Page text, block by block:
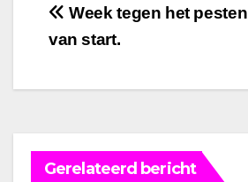
Bericht
navigatie
Week tegen het pesten
van start.
Gerelateerd bericht